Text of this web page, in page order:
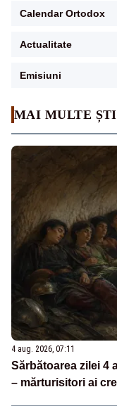
MAI MULTE
4 aug. 2026, 07:11
Sărbătoarea zilei 4
– mărturisitori ai
Calendar Ortodox
Actualitate
Emisiuni